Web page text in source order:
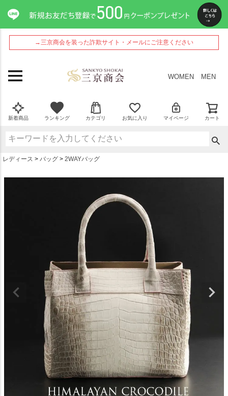
→三京商会を装った詐欺サイト・メールにご注意ください
WOMEN MEN
新着商品 ランキング カテゴリ お気に入り マイページ カート
レディース バッグ 2WAYバッグ
ペー
ジト
ップ
へ